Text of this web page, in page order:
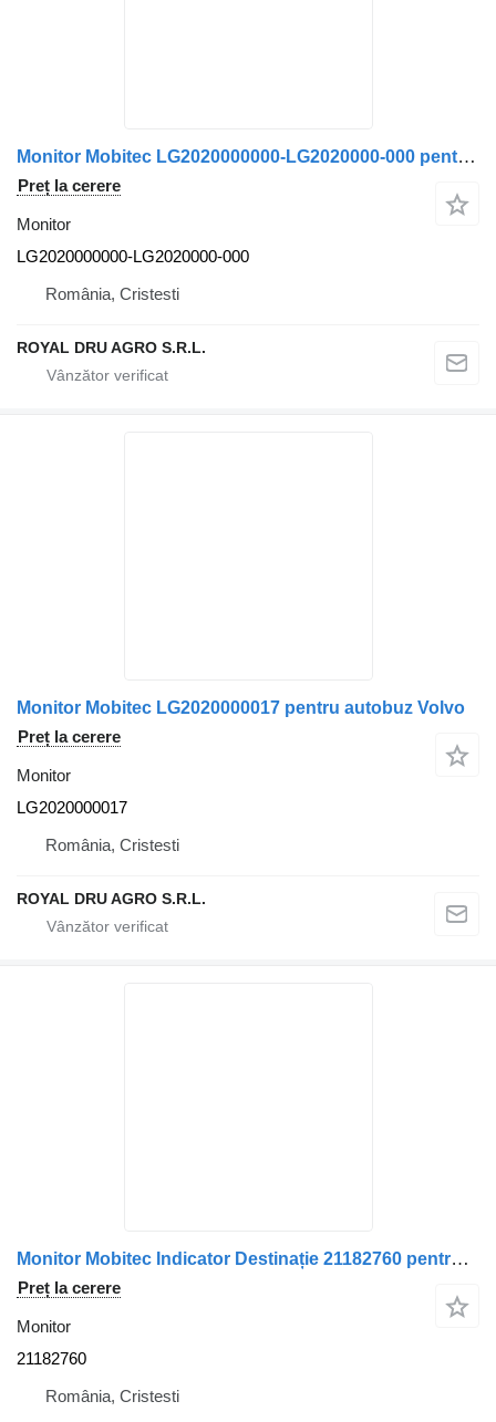
Monitor Mobitec LG2020000000-LG2020000-000 pentru autobuz Volvo
Preț la cerere
Monitor
LG2020000000-LG2020000-000
România, Cristesti
ROYAL DRU AGRO S.R.L.
Monitor Mobitec LG2020000017 pentru autobuz Volvo
Preț la cerere
Monitor
LG2020000017
România, Cristesti
ROYAL DRU AGRO S.R.L.
Monitor Mobitec Indicator Destinație 21182760 pentru autobuz Volvo
Preț la cerere
Monitor
21182760
România, Cristesti